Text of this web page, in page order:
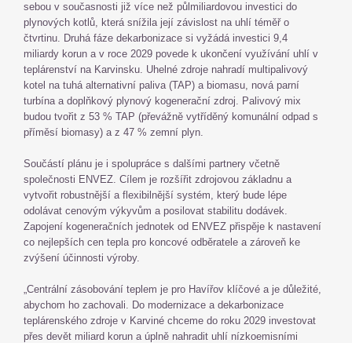
sebou v současnosti již více než půlmiliardovou investici do
plynových kotlů, která snížila její závislost na uhlí téměř o
čtvrtinu. Druhá fáze dekarbonizace si vyžádá investici 9,4
miliardy korun a v roce 2029 povede k ukončení využívání uhlí v
teplárenství na Karvinsku. Uhelné zdroje nahradí multipalivový
kotel na tuhá alternativní paliva (TAP) a biomasu, nová parní
turbína a doplňkový plynový kogenerační zdroj. Palivový mix
budou tvořit z 53 % TAP (převážně vytříděný komunální odpad s
příměsí biomasy) a z 47 % zemní plyn.
Součástí plánu je i spolupráce s dalšími partnery včetně
společnosti ENVEZ. Cílem je rozšířit zdrojovou základnu a
vytvořit robustnější a flexibilnější systém, který bude lépe
odolávat cenovým výkyvům a posilovat stabilitu dodávek.
Zapojení kogeneračních jednotek od ENVEZ přispěje k nastavení
co nejlepších cen tepla pro koncové odběratele a zároveň ke
zvýšení účinnosti výroby.
„Centrální zásobování teplem je pro Havířov klíčové a je důležité,
abychom ho zachovali. Do modernizace a dekarbonizace
teplárenského zdroje v Karviné chceme do roku 2029 investovat
přes devět miliard korun a úplně nahradit uhlí nízkoemisními